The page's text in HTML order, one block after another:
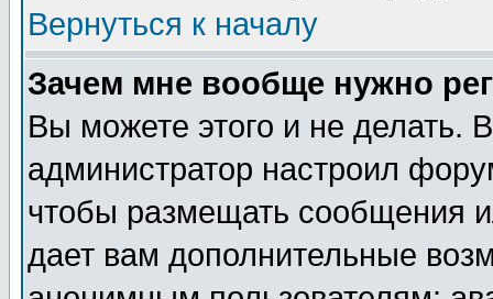
Вернуться к началу
Зачем мне вообще нужно
Вы можете этого и не делать.
администратор настроил
чтобы размещать сообщения
дает вам дополнительные